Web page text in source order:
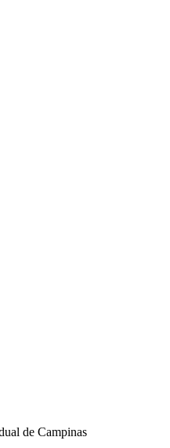
de Campinas